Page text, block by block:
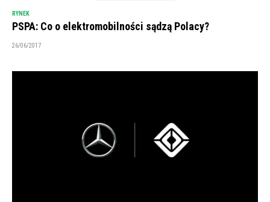
RYNEK
PSPA: Co o elektromobilności sądzą Polacy?
26/06/2017